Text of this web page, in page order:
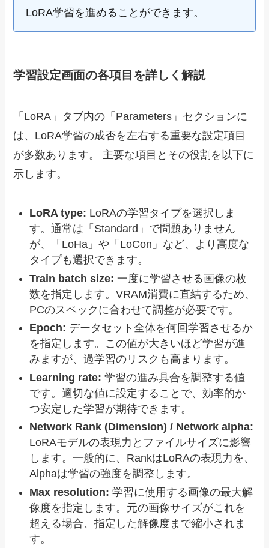
LoRA学習を進めることができます。
学習設定画面の各項目を詳しく解説
「LoRA」タブ内の「Parameters」セクションに
は、LoRA学習の成否を左右する重要な設定項目
が多数あります。 主要な項目とその役割を以下に
示します。
LoRA type: LoRAの学習タイプを選択しま
す。通常は「Standard」で問題ありません
が、「LoHa」や「LoCon」など、より高度な
タイプも選択できます。
Train batch size: 一度に学習させる画像の枚
数を指定します。VRAM消費に直結するため、
PCのスペックに合わせて調整が必要です。
Epoch: データセット全体を何回学習させるか
を指定します。この値が大きいほど学習が進
みますが、過学習のリスクも高まります。
Learning rate: 学習の進み具合を調整する値
です。適切な値に設定することで、効率的か
つ安定した学習が期待できます。
Network Rank (Dimension) / Network alpha:
LoRAモデルの表現力とファイルサイズに影響
します。一般的に、RankはLoRAの表現力を、
Alphaは学習の強度を調整します。
Max resolution: 学習に使用する画像の最大解
像度を指定します。元の画像サイズがこれを
超える場合、指定した解像度まで縮小されま
す。